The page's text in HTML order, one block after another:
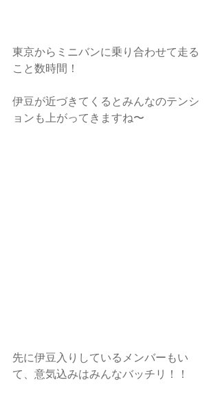
東京からミニバンに乗り合わせて走る
こと数時間！
伊豆が近づきてくるとみんなのテンシ
ョンも上がってきますね〜
先に伊豆入りしているメンバーもい
て、意気込みはみんなバッチリ！！